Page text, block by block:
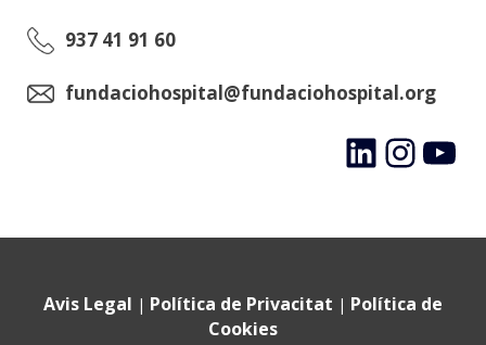
937 41 91 60
fundaciohospital@fundaciohospital.org
LinkedInInstagram
YouTube
Avis Legal | Política de Privacitat | Política de
Cookies